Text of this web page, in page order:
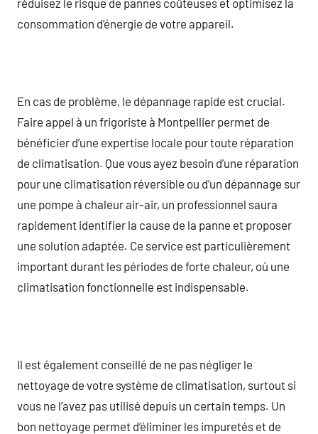
consommation d’énergie de votre appareil.
En cas de problème, le dépannage rapide est crucial.
Faire appel à un frigoriste à Montpellier permet de
bénéficier d’une expertise locale pour toute réparation
de climatisation. Que vous ayez besoin d’une réparation
pour une climatisation réversible ou d’un dépannage sur
une pompe à chaleur air-air, un professionnel saura
rapidement identifier la cause de la panne et proposer
une solution adaptée. Ce service est particulièrement
important durant les périodes de forte chaleur, où une
climatisation fonctionnelle est indispensable.
Il est également conseillé de ne pas négliger le
nettoyage de votre système de climatisation, surtout si
vous ne l’avez pas utilisé depuis un certain temps. Un
bon nettoyage permet d’éliminer les impuretés et de